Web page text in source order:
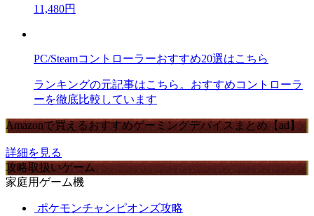
11,480円
PC/Steamコントローラーおすすめ20選はこちら
ランキングの元記事はこちら。おすすめコントローラ
ーを徹底比較しています
Amazonで買えるおすすめゲーミングデバイスまとめ【ad】
詳細を見る
攻略取扱いゲーム
家庭用ゲーム機
ポケモンチャンピオンズ攻略